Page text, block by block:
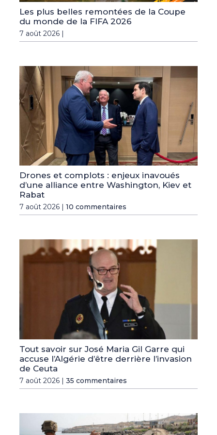
Les plus belles remontées de la Coupe
du monde de la FIFA 2026
7 août 2026 |
Drones et complots : enjeux inavoués
d’une alliance entre Washington, Kiev et
Rabat
7 août 2026 | 10 commentaires
Tout savoir sur José Maria Gil Garre qui
accuse l’Algérie d’être derrière l’invasion
de Ceuta
7 août 2026 | 35 commentaires